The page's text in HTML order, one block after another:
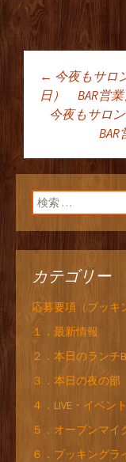
投稿
ン
← 今夜もサロ
日） BAR営業
今夜もサロ
検索:
カテゴリー
応募要項（ブッキ
１．最新情報
２．本日のランチ
３．本日の夜の部
４．LIVE・イベン
５．オープンマイ
６．ブッキングラ